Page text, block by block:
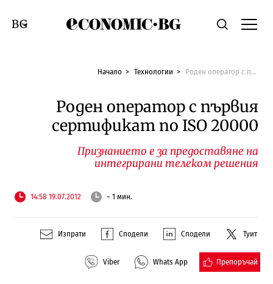
Economic.bgТърсене
Смяна на език
Начало Технологии Роден оператор с първия сертификат по ISO 20000
Роден оператор с първия
сертификат по ISO 20000
Признанието е за предоставяне на
интегрирани телеком решения
14:58 19.07.2012 ~ 1 мин.
Изпрати Сподели Сподели Туит
Viber Whats App Препоръчай